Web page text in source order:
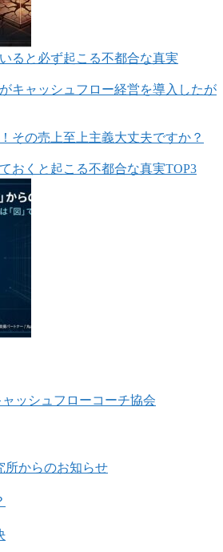
ると必ず起こる不都合な真実
キャッシュフロー経営を導入したが
その売上至上主義大丈夫ですか？
おくと起こる不都合な真実TOP3
所からのお知らせ